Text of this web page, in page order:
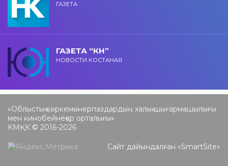
ГАЗЕТА
ГАЗЕТА “КН”
НОВОСТИ КОСТАНАЯ
«Облыстық көркемөнерпаздардың халық шығармашылығы
мен кинобейнеқор орталығы»
КМҚК © 2016-2026
Сайт дайындалған «SmartSite»